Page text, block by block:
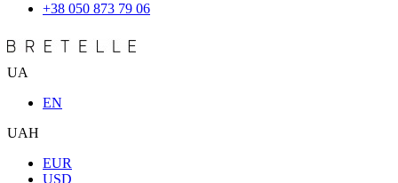
+38 050 873 79 06
UA
EN
UAH
EUR
USD